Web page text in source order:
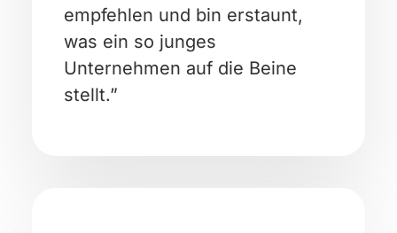
empfehlen und bin erstaunt,
was ein so junges
Unternehmen auf die Beine
stellt.”